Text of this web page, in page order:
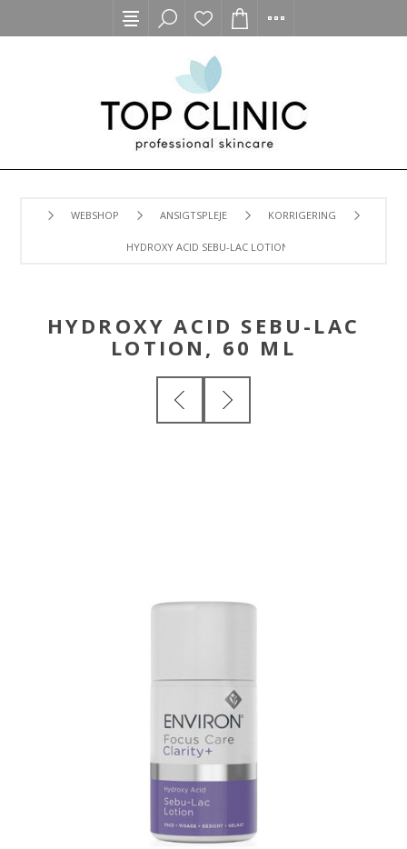
WEBSHOP ANSIGTSPLEJE KORRIGERING
HYDROXY ACID SEBU-LAC LOTION, 60 ML
HYDROXY ACID SEBU-LAC
LOTION, 60 ML